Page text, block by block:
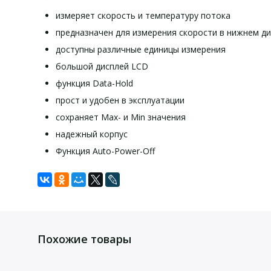
измеряет скорость и температуру потока
предназначен для измерения скорости в нижнем
доступны различные единицы измерения
большой дисплей LCD
функция Data-Hold
прост и удобен в эксплуатации
сохраняет Max- и Min значения
надежный корпус
Функция Auto-Power-Off
— ft/минпрограммное обеспечение,
Похожие товары